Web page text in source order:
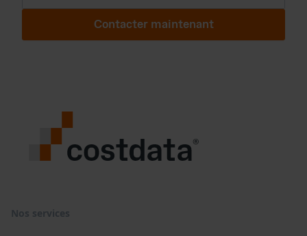
Contacter maintenant
Nos services